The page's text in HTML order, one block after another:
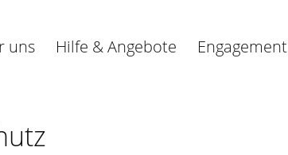
uns Hilfe & Angebote Engagement